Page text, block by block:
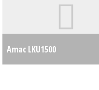
Amac LKU1500